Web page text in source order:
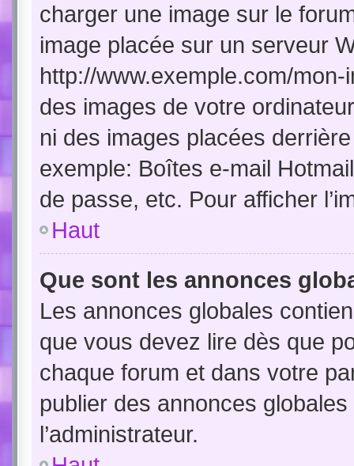
charger une image sur le
image placée sur un serveur
http://www.exemple.com/
des images de votre
ni des images placées
exemple: Boîtes e-mail
de passe, etc. Pour afficher
Haut
Que sont les annonces
Les annonces globales
que vous devez lire dès que
chaque forum et dans votre
publier des annonces
l’administrateur.